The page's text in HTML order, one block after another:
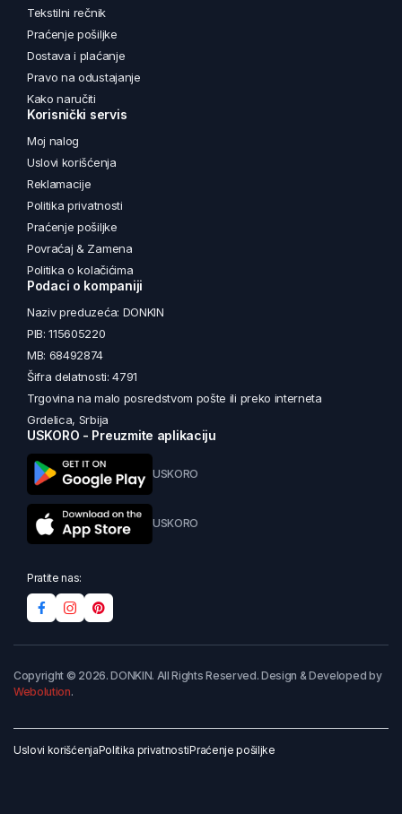
Tekstilni rečnik
Praćenje pošiljke
Dostava i plaćanje
Pravo na odustajanje
Kako naručiti
Korisnički servis
Moj nalog
Uslovi korišćenja
Reklamacije
Politika privatnosti
Praćenje pošiljke
Povraćaj & Zamena
Politika o kolačićima
Podaci o kompaniji
Naziv preduzeća: DONKIN
PIB: 115605220
MB: 68492874
Šifra delatnosti: 4791
Trgovina na malo posredstvom pošte ili preko interneta
Grdelica, Srbija
USKORO - Preuzmite aplikaciju
USKORO
USKORO
Pratite nas:
Copyright © 2026. DONKIN. All Rights Reserved. Design & Developed by
Webolution.
Uslovi korišćenjaPolitika privatnostiPraćenje pošiljke